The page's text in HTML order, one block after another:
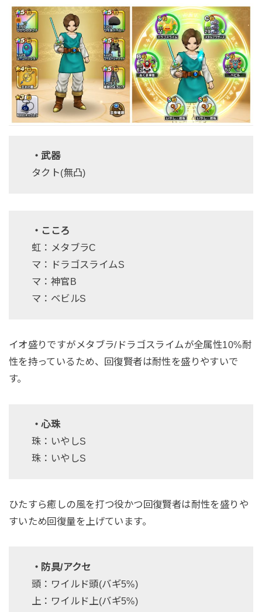
・武器
タクト(無凸)
・こころ
虹：メタブラC
マ：ドラゴスライムS
マ：神官B
マ：ベビルS
イオ盛りですがメタブラ/ドラゴスライムが全属性10%耐
性を持っているため、回復賢者は耐性を盛りやすいで
す。
・心珠
珠：いやしS
珠：いやしS
ひたすら癒しの風を打つ役かつ回復賢者は耐性を盛りや
すいため回復量を上げています。
・防具/アクセ
頭：ワイルド頭(バギ5%)
上：ワイルド上(バギ5%)